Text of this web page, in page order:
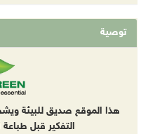
توصية
هذا الموقع صديق للبيئة
التفكير قبل